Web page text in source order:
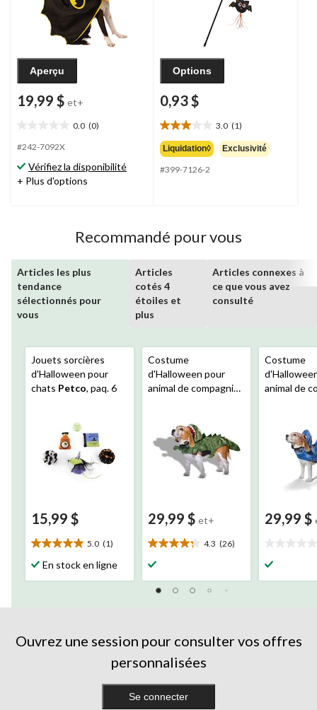
Aperçu
19,99 $ et+
0.0 (0)
étoile(s)
5.
#242-7092X
Vérifiez la disponibilité
+ Plus d'options
Options
0,93 $
3.0 (1)
3.0
étoile(s)
sur
5.
Liquidation◊ Exclusivité
#399-7126-2
Recommandé pour vous
Articles les plus
tendance
sélectionnés pour
vous
Articles
cotés 4
étoiles et
plus
Articles connexes à
ce que vous avez
consulté
Jouets sorcières
d'Halloween pour
chats Petco, paq. 6
15,99 $
5.0 (1)
5.0
étoile(s)
En stock en ligne
Costume
d'Halloween pour
animal de compagnie,
29,99 $ et+
4.3 (26)
4.3
étoile(s)
5.
Costume
animal de
29,99 $
étoile(s)
Ouvrez une session pour consulter vos offres
personnalisées
Se connecter